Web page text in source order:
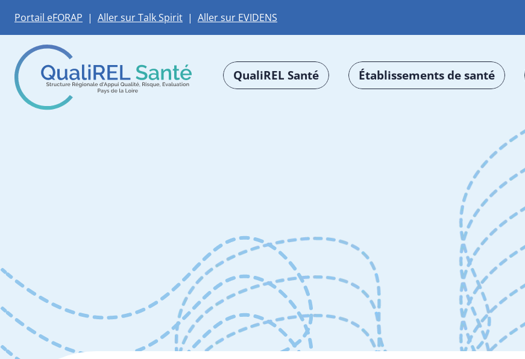
Portail eFORAP | Aller sur Talk Spirit | Aller sur EVIDENS
QualiREL Santé Établissements de santé